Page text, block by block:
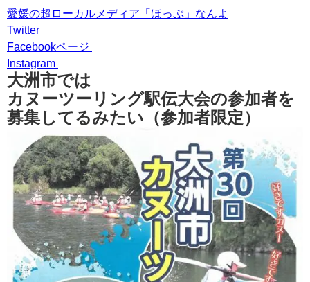
愛媛の超ローカルメディア「ほっぷ」なんよ
Twitter
Facebookページ
Instagram
大洲市では
カヌーツーリング駅伝大会の参加者を
募集してるみたい（参加者限定）